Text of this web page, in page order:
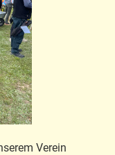
Verein